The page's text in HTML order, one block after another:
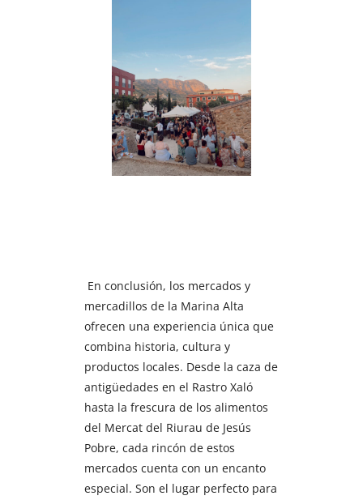
En conclusión, los mercados y
mercadillos de la Marina Alta
ofrecen una experiencia única que
combina historia, cultura y
productos locales. Desde la caza de
antigüedades en el Rastro Xaló
hasta la frescura de los alimentos
del Mercat del Riurau de Jesús
Pobre, cada rincón de estos
mercados cuenta con un encanto
especial. Son el lugar perfecto para